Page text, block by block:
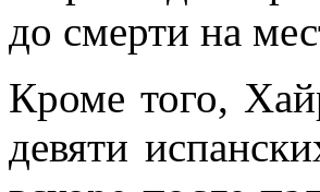
до смерти на
Кроме того,
девяти